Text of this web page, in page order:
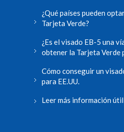
¿Qué países pueden
Tarjeta Verde?
¿Es el visado EB-5 una
obtener la Tarjeta Verde
Cómo conseguir un
para EE.UU.
Leer más información útil